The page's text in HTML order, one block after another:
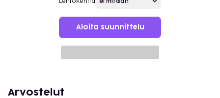
Aloita suunnittelu
Arvostelut